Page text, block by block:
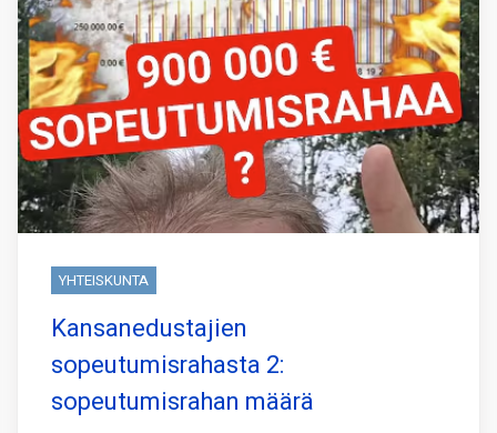
YHTEISKUNTA
Kansanedustajien
sopeutumisrahasta 2:
sopeutumisrahan määrä